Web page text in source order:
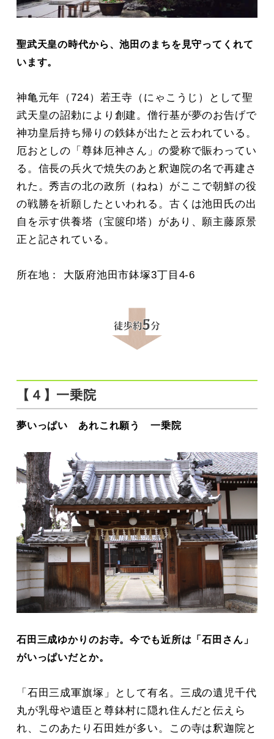
聖武天皇の時代から、池田のまちを見守ってくれて
います。
神亀元年（724）若王寺（にゃこうじ）として聖
武天皇の詔勅により創建。僧行基が夢のお告げで
神功皇后持ち帰りの鉄鉢が出たと云われている。
厄おとしの「尊鉢厄神さん」の愛称で賑わってい
る。信長の兵火で焼失のあと釈迦院の名で再建さ
れた。秀吉の北の政所（ねね）がここで朝鮮の役
の戦勝を祈願したといわれる。古くは池田氏の出
自を示す供養塔（宝篋印塔）があり、願主藤原景
正と記されている。
所在地： 大阪府池田市鉢塚3丁目4-6
【４】一乗院
夢いっぱい あれこれ願う 一乗院
石田三成ゆかりのお寺。今でも近所は「石田さん」
がいっぱいだとか。
「石田三成軍旗塚」として有名。三成の遺児千代
丸が乳母や遺臣と尊鉢村に隠れ住んだと伝えら
れ、このあたり石田姓が多い。この寺は釈迦院と